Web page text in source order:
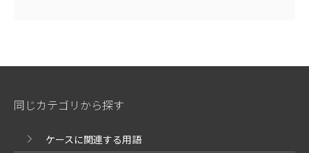
同じカテゴリから探す
ケースに関連する用語